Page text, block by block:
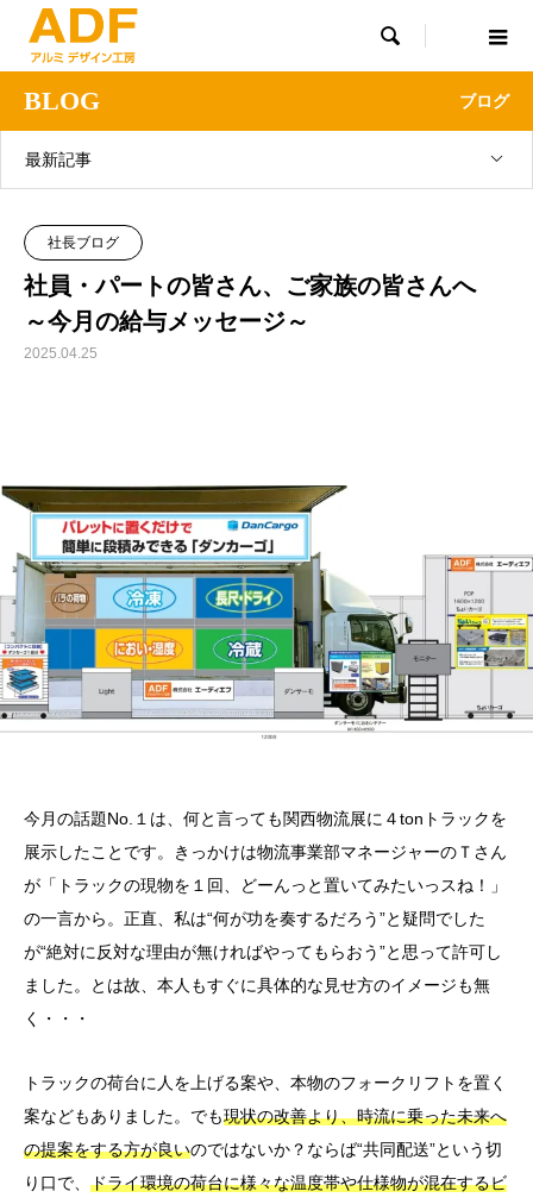

BLOG ブログ
最新記事
社長ブログ
社員・パートの皆さん、ご家族の皆さんへ
～今月の給与メッセージ～
2025.04.25
今月の話題No.１は、何と言っても関西物流展に４tonトラックを
展示したことです。きっかけは物流事業部マネージャーのＴさん
が「トラックの現物を１回、どーんっと置いてみたいっスね！」
の一言から。正直、私は“何が功を奏するだろう”と疑問でした
が“絶対に反対な理由が無ければやってもらおう”と思って許可し
ました。とは故、本人もすぐに具体的な見せ方のイメージも無
く・・・
トラックの荷台に人を上げる案や、本物のフォークリフトを置く
案などもありました。でも現状の改善より、時流に乗った未来へ
の提案をする方が良いのではないか？ならば“共同配送”という切
り口で、 ドライ環境の荷台に様々な温度帯や仕様物が混在するビ